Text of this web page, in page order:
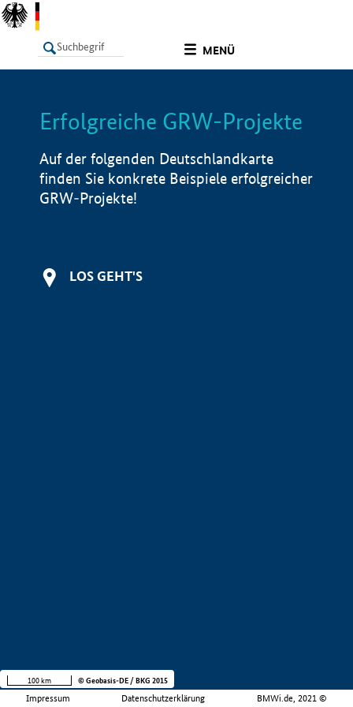
MENÜ
LISTE Info
Erfolgreiche GRW-Projekte
Auf der folgenden Deutschlandkarte
finden Sie konkrete Beispiele erfolgreicher
GRW-Projekte!
LOS GEHT'S
Impressum Datenschutzerklärung BMWi.de, 2021 ©
100 km © Geobasis-DE / BKG 2015